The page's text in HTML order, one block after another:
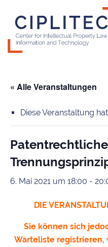
Inhalt
springen
« Alle Veranstaltungen
Diese Veranstaltung
6. Mai 2021 um 18:00 -
DIE
Sie können sich
Warteliste registrieren,